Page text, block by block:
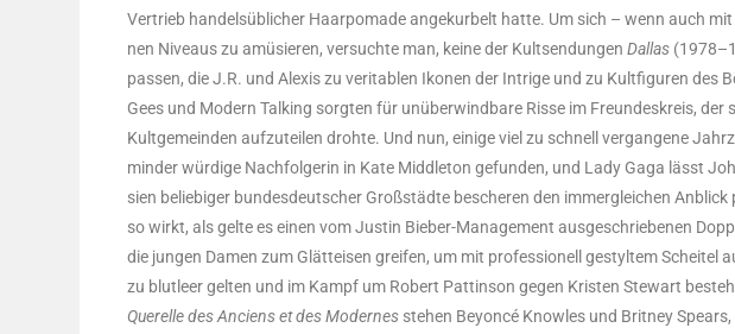
Ver­trieb han­dels­üb­li­cher Haar­po­ma­de ange­kur­belt hat­te. Um sich – wenn auch
nen Niveaus zu amü­sie­ren, ver­such­te man, kei­ne der Kult­sen­dun­genDal­las
pas­sen, die J.R. und Alexis zu veri­ta­blen Iko­nen der Intri­ge und zu Kult­fi­gu­ren des
Gees und Modern Tal­king sorg­ten für unüber­wind­ba­re Ris­se im Freun­des­kreis, der
Kult­ge­mein­den auf­zu­tei­len droh­te. Und nun, eini­ge viel zu schnell ver­gan­ge­ne
min­der wür­di­ge Nach­fol­ge­rin in Kate Midd­le­ton gefun­den, und Lady Gaga lässt
si­en belie­bi­ger bun­des­deut­scher Groß­städ­te besche­ren den immer­glei­chen
so wirkt, als gel­te es einen vom Jus­tin Bie­ber-Manage­ment aus­ge­schrie­be­nen
die jun­gen Damen zum Glätt­ei­sen grei­fen, um mit pro­fes­sio­nell gestyl­tem Schei­tel
zu blut­leer gel­ten und im Kampf um Robert Patt­in­son gegen Kris­ten Ste­wart
Que­rel­le des Anci­ens et des Moder­nes ste­hen Bey­on­cé Know­les und Brit­ney